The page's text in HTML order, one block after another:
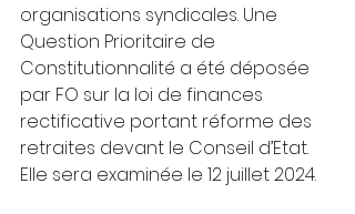
organisations syndicales. Une
Question Prioritaire de
Constitutionnalité a été déposée
par FO sur la loi de finances
rectificative portant réforme des
retraites devant le Conseil d’Etat.
Elle sera examinée le 12 juillet 2024.